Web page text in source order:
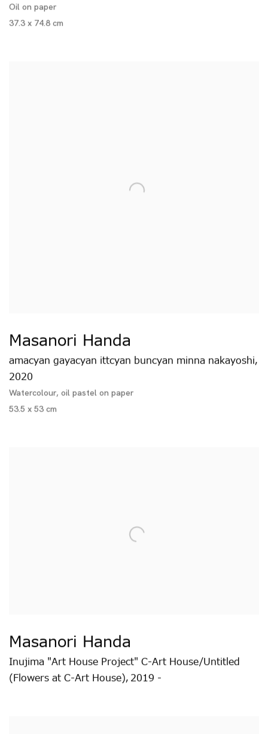
Oil on paper
37.3 x 74.8 cm
Masanori Handa
amacyan gayacyan ittcyan buncyan minna nakayoshi,
2020
Watercolour, oil pastel on paper
53.5 x 53 cm
Masanori Handa
Inujima "Art House Project" C-Art House/Untitled
(Flowers at C-Art House), 2019 -